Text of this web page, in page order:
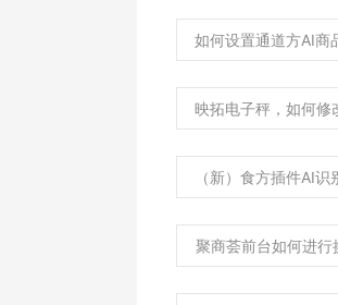
聚商荟前台如何进行